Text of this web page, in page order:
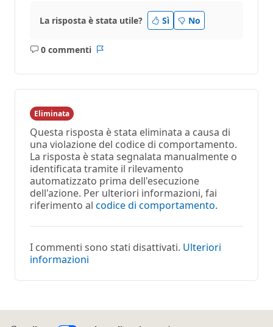
La risposta è stata utile? Sì No
0 commenti
Nessun
Eliminata
Questa risposta è stata eliminata a causa di
una violazione del codice di comportamento.
La risposta è stata segnalata manualmente o
identificata tramite il rilevamento
automatizzato prima dell'esecuzione
dell'azione. Per ulteriori informazioni, fai
riferimento al codice di comportamento.
I commenti sono stati disattivati. Ulteriori
informazioni